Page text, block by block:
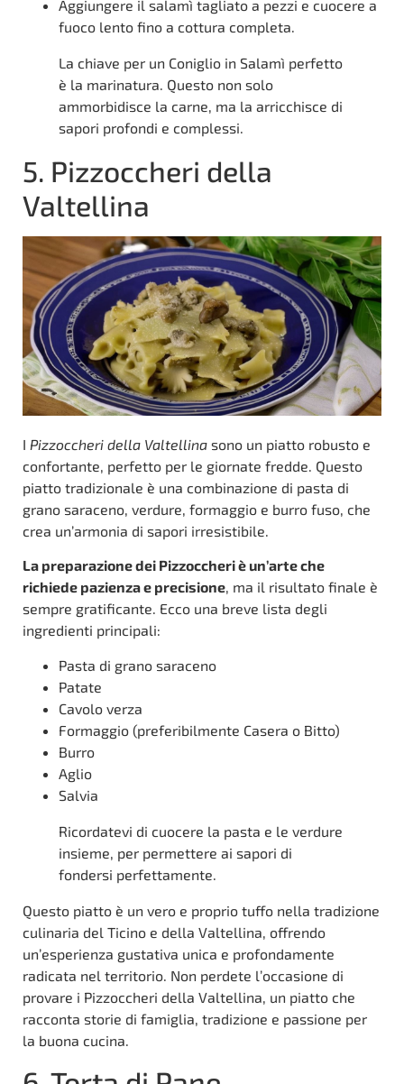
Aggiungere il salamì tagliato a pezzi e cuocere a
fuoco lento fino a cottura completa.
La chiave per un Coniglio in Salamì perfetto
è la marinatura. Questo non solo
ammorbidisce la carne, ma la arricchisce di
sapori profondi e complessi.
5. Pizzoccheri della
Valtellina
I Pizzoccheri della Valtellina sono un piatto robusto e
confortante, perfetto per le giornate fredde. Questo
piatto tradizionale è una combinazione di pasta di
grano saraceno, verdure, formaggio e burro fuso, che
crea un’armonia di sapori irresistibile.
La preparazione dei Pizzoccheri è un’arte che
richiede pazienza e precisione, ma il risultato finale è
sempre gratificante. Ecco una breve lista degli
ingredienti principali:
Pasta di grano saraceno
Patate
Cavolo verza
Formaggio (preferibilmente Casera o Bitto)
Burro
Aglio
Salvia
Ricordatevi di cuocere la pasta e le verdure
insieme, per permettere ai sapori di
fondersi perfettamente.
Questo piatto è un vero e proprio tuffo nella tradizione
culinaria del Ticino e della Valtellina, offrendo
un’esperienza gustativa unica e profondamente
radicata nel territorio. Non perdete l’occasione di
provare i Pizzoccheri della Valtellina, un piatto che
racconta storie di famiglia, tradizione e passione per
la buona cucina.